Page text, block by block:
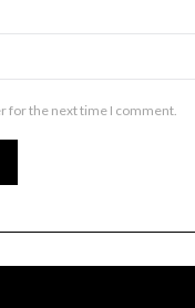
for the next time I comment.